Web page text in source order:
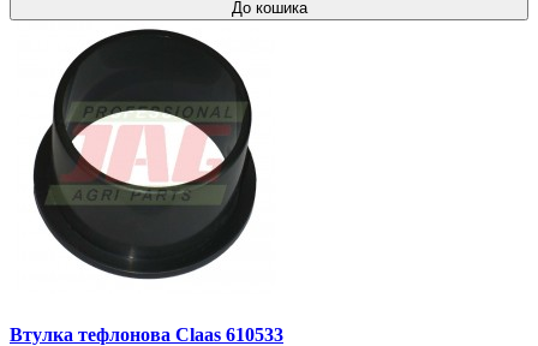
До кошика
Втулка тефлонова Claas 610533